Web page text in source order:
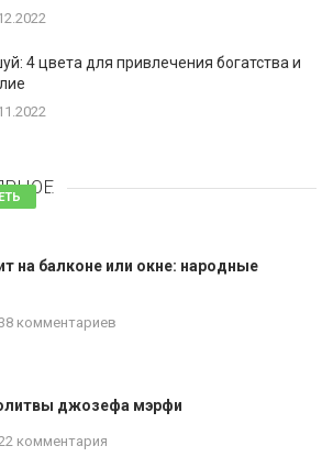
4 цвета для привлечения богатства и
81 комментарий
на балконе или окне: народные
комментариев
джозефа мэрфи
комментария